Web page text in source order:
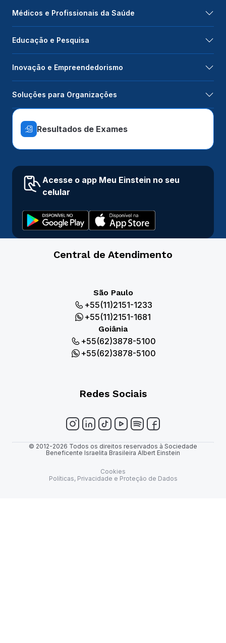
Médicos e Profissionais da Saúde
Educação e Pesquisa
Inovação e Empreendedorismo
Soluções para Organizações
Resultados de Exames
Acesse o app Meu Einstein no seu
celular
Central de Atendimento
São Paulo
+55(11)2151-1233
+55(11)2151-1681
Goiânia
+55(62)3878-5100
+55(62)3878-5100
Redes Sociais
© 2012-2026 Todos os direitos reservados à Sociedade
Beneficente Israelita Brasileira Albert Einstein
Cookies
Políticas, Privacidade e Proteção de Dados